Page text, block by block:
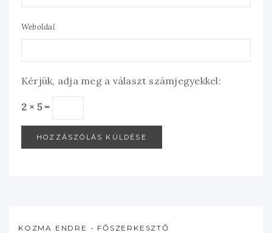
Weboldal
Kérjük, adja meg a választ számjegyekkel:
2 × 5 =
KOZMA ENDRE - FŐSZERKESZTŐ